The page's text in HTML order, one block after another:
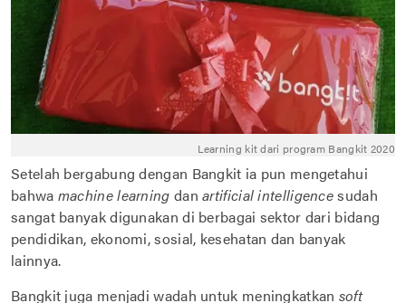
Learning kit dari program Bangkit 2020
Setelah bergabung dengan Bangkit ia pun mengetahui
bahwa machine learning danartificial intelligencesudah
sangat banyak digunakan di berbagai sektor dari bidang
pendidikan, ekonomi, sosial, kesehatan dan banyak
lainnya.
Bangkit juga menjadi wadah untuk meningkatkan soft